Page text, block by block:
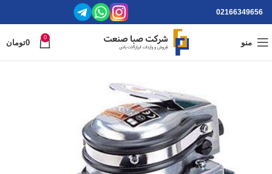
02166349656
منو
0
0تومان